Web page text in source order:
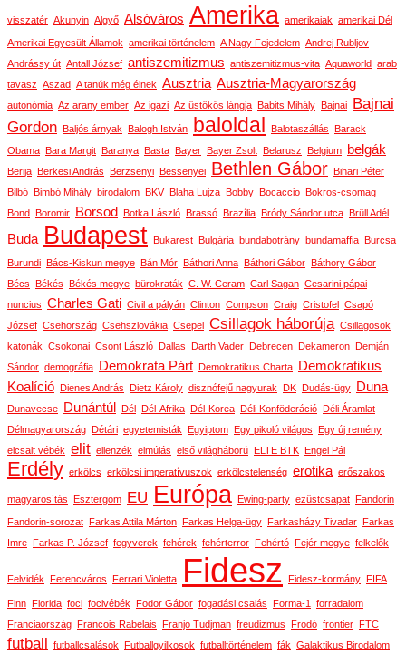
visszatér Akunyin Algyő Alsóváros Amerika amerikaiak amerikai Dél
Amerikai Egyesült Államok amerikai történelem A Nagy Fejedelem Andrej Rubljov
Andrássy út Antall József antiszemitizmus antiszemitizmus-vita Aquaworld arab
tavasz Aszad A tanúk még élnek Ausztria Ausztria-Magyarország
autonómia Az arany ember Az igazi Az üstökös lángja Babits Mihály Bajnai Bajnai
Gordon Baljós árnyak Balogh István baloldal Balotaszállás Barack
Obama Bara Margit Baranya Basta Bayer Bayer Zsolt Belarusz Belgium belgák
Berija Berkesi András Berzsenyi Bessenyei Bethlen Gábor Bihari Péter
Bilbó Bimbó Mihály birodalom BKV Blaha Lujza Bobby Bocaccio Bokros-csomag
Bond Boromir Borsod Botka László Brassó Brazília Bródy Sándor utca Brüll Adél
Buda Budapest Bukarest Bulgária bundabotrány bundamaffia Burcsa
Burundi Bács-Kiskun megye Bán Mór Báthori Anna Báthori Gábor Báthory Gábor
Bécs Békés Békés megye bürokraták C. W. Ceram Carl Sagan Cesarini pápai
nuncius Charles Gati Civil a pályán Clinton Compson Craig Cristofel Csapó
József Csehország Csehszlovákia Csepel Csillagok háborúja Csillagosok
katonák Csokonai Csont László Dallas Darth Vader Debrecen Dekameron Demján
Sándor demográfia Demokrata Párt Demokratikus Charta
Demokratikus
Koalíció Dienes András Dietz Károly disznófejű nagyurak DK Dudás-ügy Duna
Dunavecse Dunántúl Dél Dél-Afrika Dél-Korea Déli Konföderáció Déli Áramlat
Délmagyarország Détári egyetemisták Egyiptom Egy pikoló világos Egy új remény
elcsalt vébék elit ellenzék elmúlás első világháború ELTE BTK Engel Pál
Erdély erkölcs erkölcsi imperatívuszok erkölcstelenség erotika erőszakos
magyarosítás Esztergom EU Európa Ewing-party ezüstcsapat Fandorin
Fandorin-sorozat Farkas Attila Márton Farkas Helga-ügy Farkasházy Tivadar Farkas
Imre Farkas P. József fegyverek fehérek fehérterror Fehértó Fejér megye felkelők
Felvidék Ferencváros Ferrari Violetta Fidesz Fidesz-kormány FIFA
Finn Florida foci focivébék Fodor Gábor fogadási csalás Forma-1
forradalom
Franciaország Francois Rabelais Franjo Tudjman freudizmus Frodó frontier FTC
futball futballcsalások Futballgyilkosok futballtörténelem fák Galaktikus Birodalom